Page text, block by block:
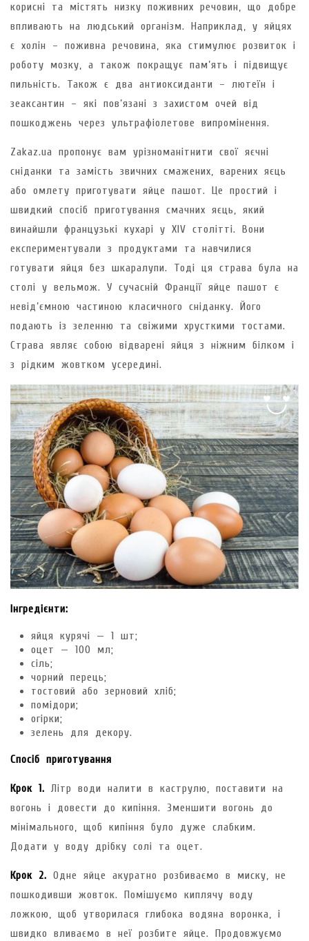
корисні та містять низку поживних речовин, що добре
впливають на людський організм. Наприклад, у яйцях
є холін – поживна речовина, яка стимулює розвиток і
роботу мозку, а також покращує пам’ять і підвищує
пильність. Також є два антиоксиданти – лютеїн і
зеаксантин – які пов’язані з захистом очей від
пошкоджень через ультрафіолетове випромінення.
Zakaz.ua пропонує вам урізноманітнити свої яєчні
сніданки та замість звичних смажених, варених яєць
або омлету приготувати яйце пашот. Це простий і
швидкий спосіб приготування смачних яєць, який
винайшли французькі кухарі у XIV столітті. Вони
експериментували з продуктами та навчилися
готувати яйця без шкаралупи. Тоді ця страва була на
столі у вельмож. У сучасній Франції яйце пашот є
невід’ємною частиною класичного сніданку. Його
подають із зеленню та свіжими хрусткими тостами.
Страва являє собою відварені яйця з ніжним білком і
з рідким жовтком усередині.
Інгредієнти:
яйця курячі — 1 шт;
оцет — 100 мл;
сіль;
чорний перець;
тостовий або зерновий хліб;
помідори;
огірки;
зелень для декору.
Спосіб приготування
Крок 1. Літр води налити в каструлю, поставити на
вогонь і довести до кипіння. Зменшити вогонь до
мінімального, щоб кипіння було дуже слабким.
Додати у воду дрібку солі та оцет.
Крок 2. Одне яйце акуратно розбиваємо в миску, не
пошкодивши жовток. Помішуємо киплячу воду
ложкою, щоб утворилася глибока водяна воронка, і
швидко вливаємо в неї розбите яйце. Продовжуємо